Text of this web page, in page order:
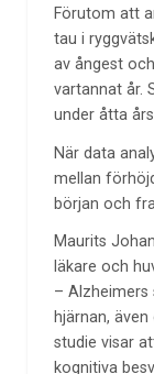
Förutom att
tau i
av ångest
vartannat år.
under åtta
När data
mellan
början och
Maurits
läkare och
– Alzheimers
hjärnan,
studie visar
kognitiva